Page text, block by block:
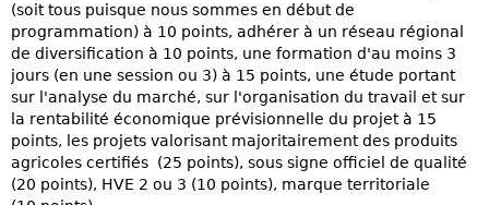
(soit tous puisque nous sommes en début de
programmation) à 10 points, adhérer à un réseau régional
de diversification à 10 points, une formation d'au moins 3
jours (en une session ou 3) à 15 points, une étude portant
sur l'analyse du marché, sur l'organisation du travail et sur
la rentabilité économique prévisionnelle du projet à 15
points, les projets valorisant majoritairement des produits
agricoles certifiés (25 points), sous signe officiel de qualité
(20 points), HVE 2 ou 3 (10 points), marque territoriale